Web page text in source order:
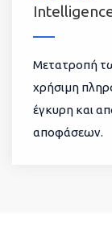
Μετατροπή
χρήσιμη
έγκυρη και
αποφάσεων.